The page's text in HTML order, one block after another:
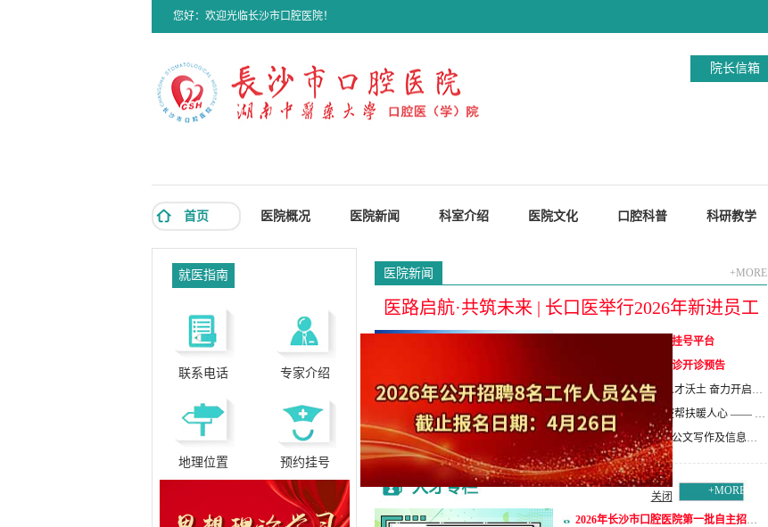
您好：欢迎光临长沙市口腔医院！
院长信箱
首页 医院概况 医院新闻 科室介绍 医院文化 口腔科普 科研教学
就医指南
联系电话 专家介绍
地理位置 预约挂号
医院新闻 +MORE
医路启航·共筑未来 | 长口医举行2026年新进员工
郑重声明：警惕假冒挂号平台
正畸科午间、晚间门诊开诊预告
锚定创新驱动 厚植人才沃土 奋力开启高
质量发展新征程——长沙市口腔医院2026年
度科技人才大会圆满召开
医惠湘西送健康 口腔帮扶暖人心 —— 长
沙市口腔医院赴永顺县人民医院开展名医基
层行活动
全市卫健系统保密、公文写作及信息报
送专题培训在我院圆满举行
+MORE
2026年长沙市口腔医院第一批自主招聘
关闭